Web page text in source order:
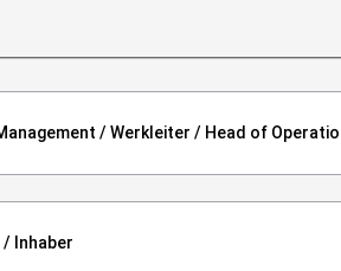
/ Werkleiter / Head of
Inhaber